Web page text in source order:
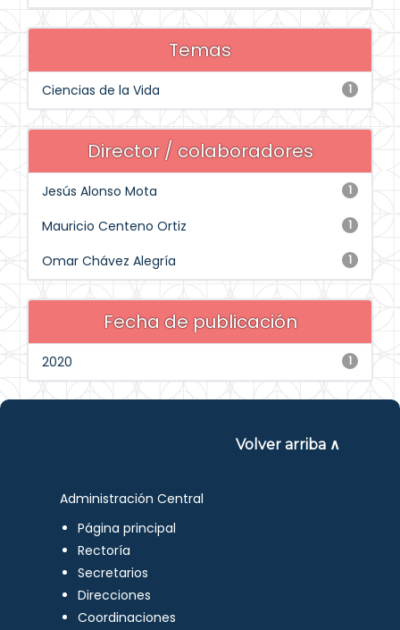
Temas
1
Ciencias de la Vida
Director / colaboradores
1
Jesús Alonso Mota
1
Mauricio Centeno Ortiz
1
Omar Chávez Alegría
Fecha de publicación
1
2020
Volver arriba ∧
Administración Central
Página principal
Rectoría
Secretarios
Direcciones
Coordinaciones